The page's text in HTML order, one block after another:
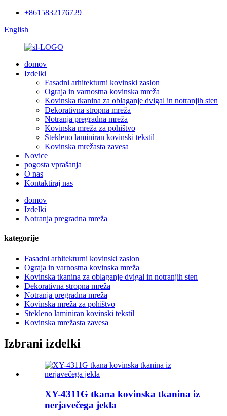
+8615832176729
English
domov
Izdelki
Fasadni arhitekturni kovinski zaslon
Ograja in varnostna kovinska mreža
Kovinska tkanina za oblaganje dvigal in notranjih sten
Dekorativna stropna mreža
Notranja pregradna mreža
Kovinska mreža za pohištvo
Stekleno laminiran kovinski tekstil
Kovinska mrežasta zavesa
Novice
pogosta vprašanja
O nas
Kontaktiraj nas
domov
Izdelki
Notranja pregradna mreža
kategorije
Fasadni arhitekturni kovinski zaslon
Ograja in varnostna kovinska mreža
Kovinska tkanina za oblaganje dvigal in notranjih sten
Dekorativna stropna mreža
Notranja pregradna mreža
Kovinska mreža za pohištvo
Stekleno laminiran kovinski tekstil
Kovinska mrežasta zavesa
Izbrani izdelki
XY-4311G tkana kovinska tkanina iz
nerjavečega jekla